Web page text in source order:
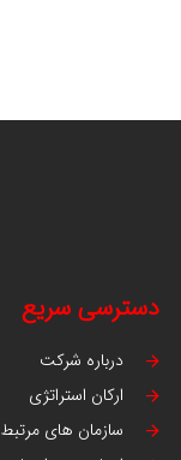
دسترسی سریع
درباره شرکت
ارکان استراتژی
سازمان های مرتبط